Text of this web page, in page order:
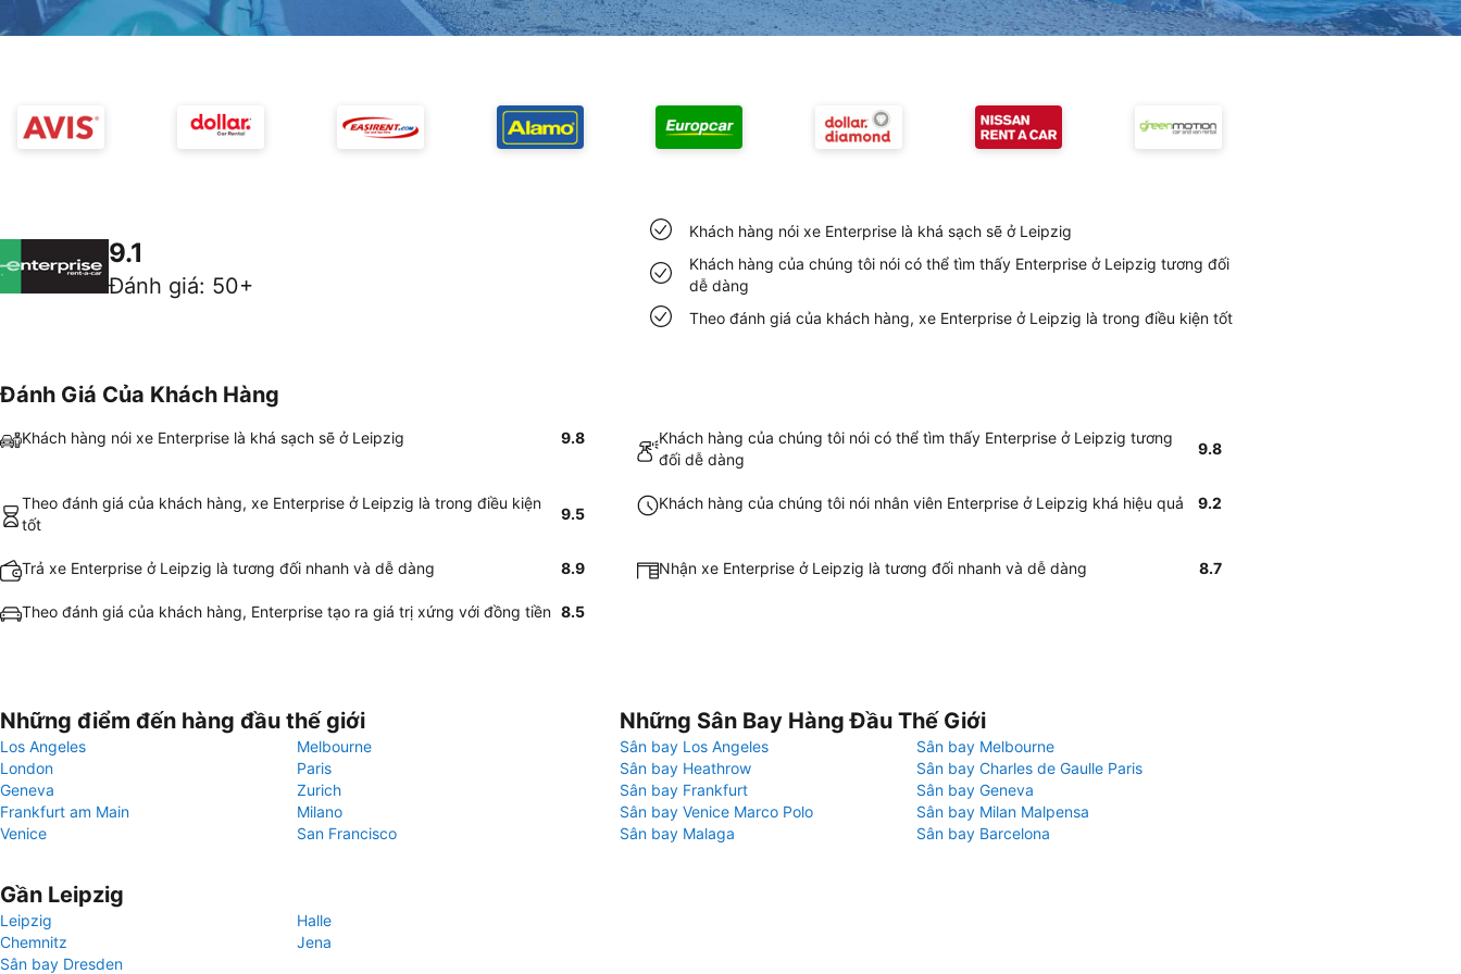
9.1
Đánh giá: 50+
Khách hàng nói xe Enterprise là khá sạch sẽ ở Leipzig
Khách hàng của chúng tôi nói có thể tìm thấy Enterprise ở Leipzig tương đối
dễ dàng
Theo đánh giá của khách hàng, xe Enterprise ở Leipzig là trong điều kiện tốt
Đánh Giá Của Khách Hàng
Khách hàng nói xe Enterprise là khá sạch sẽ ở Leipzig 9.8
Khách hàng của chúng tôi nói có thể tìm thấy Enterprise ở Leipzig tương
đối dễ dàng
9.8
Theo đánh giá của khách hàng, xe Enterprise ở Leipzig là trong điều kiện
tốt
9.5
Khách hàng của chúng tôi nói nhân viên Enterprise ở Leipzig khá hiệu quả 9.2
Trả xe Enterprise ở Leipzig là tương đối nhanh và dễ dàng 8.9 Nhận xe Enterprise ở Leipzig là tương đối nhanh và dễ dàng 8.7
Theo đánh giá của khách hàng, Enterprise tạo ra giá trị xứng với đồng tiền 8.5
Những điểm đến hàng đầu thế giới
Los Angeles
Melbourne
London
Paris
Geneva
Zurich
Frankfurt am Main
Milano
Venice
San Francisco
Những Sân Bay Hàng Đầu Thế Giới
Sân bay Los Angeles
Sân bay Melbourne
Sân bay Heathrow
Sân bay Charles de Gaulle Paris
Sân bay Frankfurt
Sân bay Geneva
Sân bay Venice Marco Polo
Sân bay Milan Malpensa
Sân bay Malaga
Sân bay Barcelona
Gần Leipzig
Leipzig
Halle
Chemnitz
Jena
Sân bay Dresden